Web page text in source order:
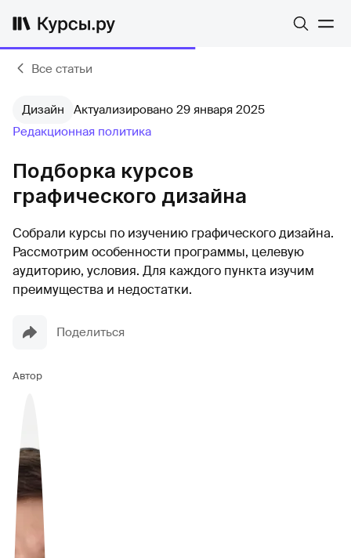
Все статьи
Дизайн
Актуализировано 29 января 2025
Редакционная политика
Подборка курсов
графического дизайна
Собрали курсы по изучению графического дизайна.
Рассмотрим особенности программы, целевую
аудиторию, условия. Для каждого пункта изучим
преимущества и недостатки.
Поделиться
Автор